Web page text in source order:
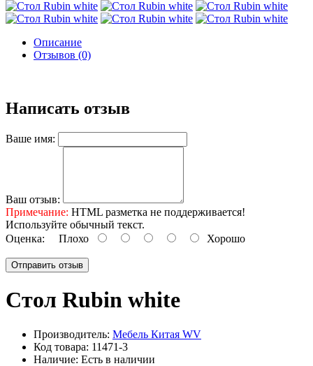
Описание
Отзывов (0)
Написать отзыв
Ваше имя:
Ваш отзыв:
Примечание: HTML разметка не поддерживается!
Используйте обычный текст.
Оценка: Плохо Хорошо
Отправить отзыв
Стол Rubin white
Производитель: Мебель Китая WV
Код товара: 11471-3
Наличие: Есть в наличии